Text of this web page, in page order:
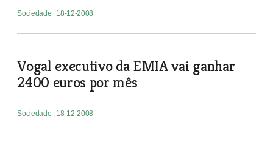
Sociedade | 18-12-2008
Vogal executivo da EMIA vai ganhar
2400 euros por mês
Sociedade | 18-12-2008